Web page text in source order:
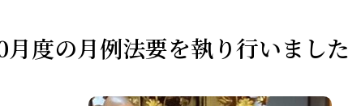
度の月例法要を執り行いました